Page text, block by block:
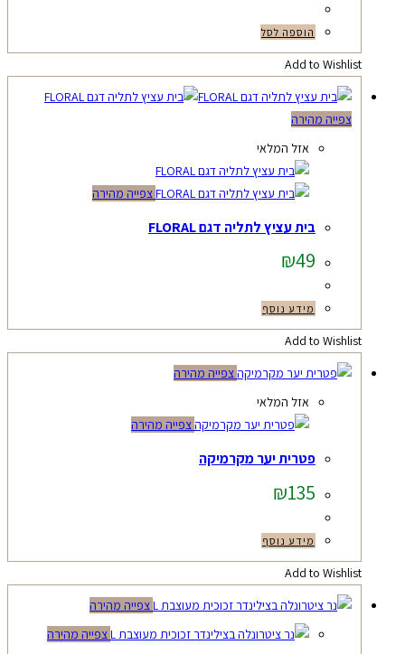
הוספה לסל
Add to Wishlist
צפייה מהירה
אזל המלאי
צפייה מהירה
בית עציץ לתליה דגם FLORAL
₪49
מידע נוסף
Add to Wishlist
צפייה מהירה
אזל המלאי
צפייה מהירה
פטרית יער מקרמיקה
₪135
מידע נוסף
Add to Wishlist
צפייה מהירה
צפייה מהירה